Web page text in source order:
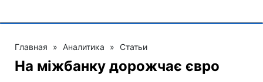
Главная » Аналитика » Статьи
На міжбанку дорожчає євро